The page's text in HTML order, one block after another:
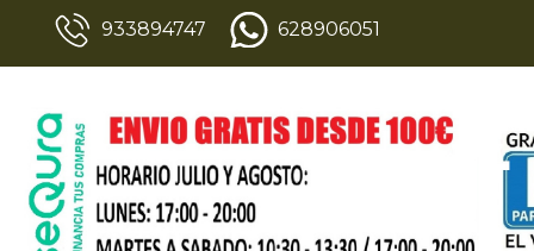
933894747 628906051